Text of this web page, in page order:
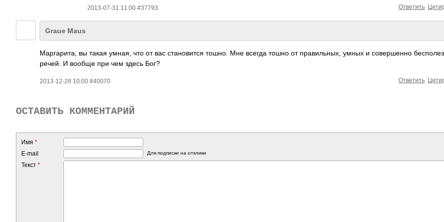
2013-07-31 11:00 #37793 Ответить
Graue Maus
Маргарита, вы такая умная, что от вас становится тошно. Мне всегда тошно от правильных, умных и совершенно
речей. И вообще при чем здесь Бог?
2013-12-28 10:00 #40070 Ответить
ОСТАВИТЬ КОММЕНТАРИЙ
Имя *
E-mail
Для подписки на отклики
Текст *